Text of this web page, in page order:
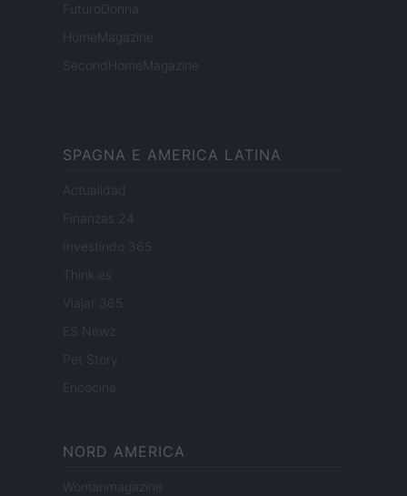
FuturoDonna
HomeMagazine
SecondHomeMagazine
SPAGNA E AMERICA LATINA
Actualidad
Finanzas 24
Investindo 365
Think.es
Viajar 365
ES Newz
Pet Story
Encocina
NORD AMERICA
Womanmagazine